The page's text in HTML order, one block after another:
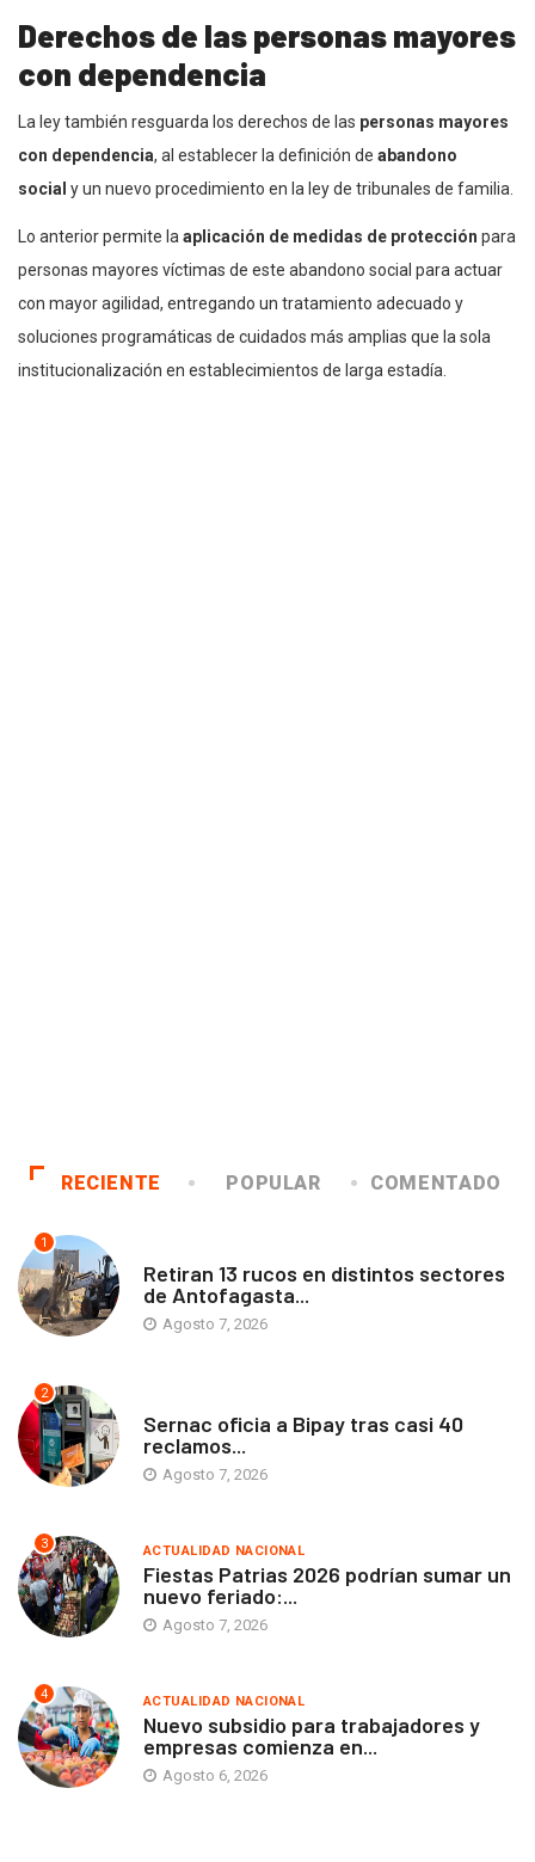
Derechos de las personas mayores
con dependencia
La ley también resguarda los derechos de las personas mayores
con dependencia, al establecer la definición de abandono
social y un nuevo procedimiento en la ley de tribunales de familia.
Lo anterior permite la aplicación de medidas de protección para
personas mayores víctimas de este abandono social para actuar
con mayor agilidad, entregando un tratamiento adecuado y
soluciones programáticas de cuidados más amplias que la sola
institucionalización en establecimientos de larga estadía.
RECIENTE POPULAR COMENTADO
1
Retiran 13 rucos en distintos sectores
de Antofagasta...
Agosto 7, 2026
2
Sernac oficia a Bipay tras casi 40
reclamos...
Agosto 7, 2026
3 ACTUALIDAD NACIONAL
Fiestas Patrias 2026 podrían sumar un
nuevo feriado:...
Agosto 7, 2026
4 ACTUALIDAD NACIONAL
Nuevo subsidio para trabajadores y
empresas comienza en...
Agosto 6, 2026